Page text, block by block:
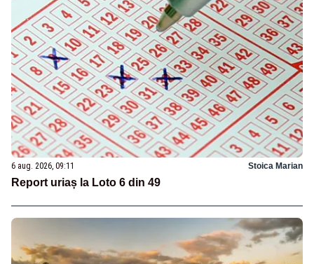
6 aug. 2026, 09:11 Stoica Marian
Report uriaș la Loto 6 din 49